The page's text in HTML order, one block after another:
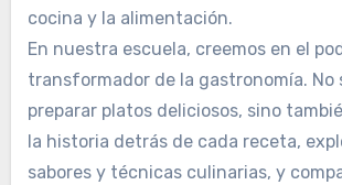
cocina y la alimentación.
En nuestra escuela, creemos en el
transformador de la gastronomía. No
preparar platos deliciosos, sino
la historia detrás de cada receta,
sabores y técnicas culinarias, y